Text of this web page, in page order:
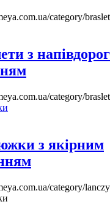
category/
з
category/
з якірним
category/